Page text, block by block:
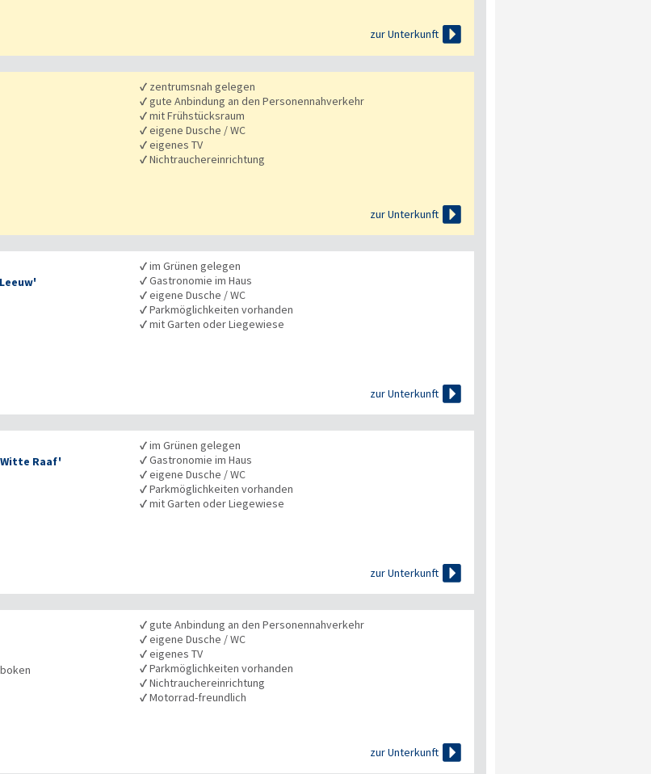
zur Unterkunft 
✓ zentrumsnah gelegen
✓gute Anbindung an den Personennahverkehr
✓mit Frühstücksraum
✓eigene Dusche / WC
✓eigenes TV
✓Nichtrauchereinrichtung
zur Unterkunft 
✓im Grünen gelegen
✓Gastronomie im Haus
✓eigene Dusche / WC
✓Parkmöglichkeiten vorhanden
✓mit Garten oder Liegewiese
zur Unterkunft 
Raaf'
✓im Grünen gelegen
✓Gastronomie im Haus
✓eigene Dusche / WC
✓Parkmöglichkeiten vorhanden
✓mit Garten oder Liegewiese
zur Unterkunft 
✓gute Anbindung an den Personennahverkehr
✓eigene Dusche / WC
✓eigenes TV
✓Parkmöglichkeiten vorhanden
✓Nichtrauchereinrichtung
✓Motorrad-freundlich
zur Unterkunft 